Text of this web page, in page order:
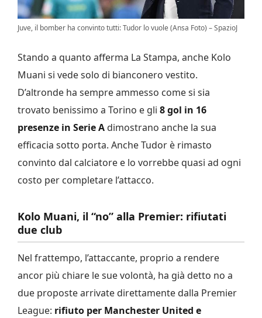
Juve, il bomber ha convinto tutti: Tudor lo vuole (Ansa Foto) – SpazioJ
Stando a quanto afferma La Stampa, anche Kolo
Muani si vede solo di bianconero vestito.
D’altronde ha sempre ammesso come si sia
trovato benissimo a Torino e gli 8 gol in 16
presenze in Serie A dimostrano anche la sua
efficacia sotto porta. Anche Tudor è rimasto
convinto dal calciatore e lo vorrebbe quasi ad ogni
costo per completare l’attacco.
Kolo Muani, il “no” alla Premier: rifiutati
due club
Nel frattempo, l’attaccante, proprio a rendere
ancor più chiare le sue volontà, ha già detto no a
due proposte arrivate direttamente dalla Premier
League: rifiuto per Manchester United e